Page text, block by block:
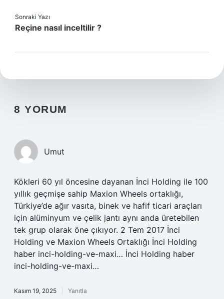
Sonraki Yazı
Reçine nasıl inceltilir ?
8 YORUM
Umut
Kökleri 60 yıl öncesine dayanan İnci Holding ile 100
yıllık geçmişe sahip Maxion Wheels ortaklığı,
Türkiye’de ağır vasıta, binek ve hafif ticari araçları
için alüminyum ve çelik jantı aynı anda üretebilen
tek grup olarak öne çıkıyor. 2 Tem 2017 İnci
Holding ve Maxion Wheels Ortaklığı İnci Holding
haber inci-holding-ve-maxi… İnci Holding haber
inci-holding-ve-maxi…
Kasım 19, 2025 Yanıtla